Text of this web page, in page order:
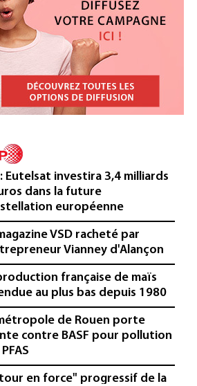
Eutelsat investira 3,4 milliards
dans la future
européenne
VSD racheté par
Vianney d'Alançon
française de maïs
au plus bas depuis 1980
de Rouen porte
contre BASF pour pollution
en force" progressif de la